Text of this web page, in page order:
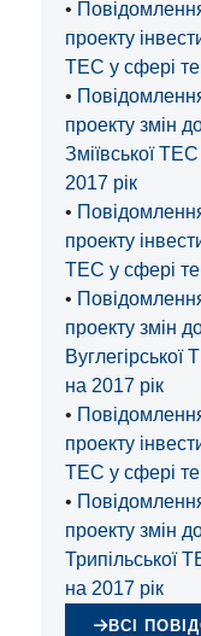
•
проекту
ТЕС у сфері
•
проекту змін
Зміївської
2017 рік
•
проекту
ТЕС у сфері
•
проекту змін
на 2017 рік
•
проекту
ТЕС у сфері
•
проекту змін
Трипільської
на 2017 рік
ВСІ